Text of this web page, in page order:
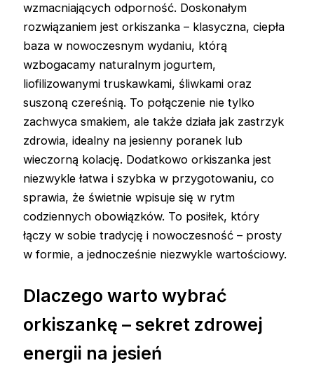
wzmacniających odporność. Doskonałym
rozwiązaniem jest orkiszanka – klasyczna, ciepła
baza w nowoczesnym wydaniu, którą
wzbogacamy naturalnym jogurtem,
liofilizowanymi truskawkami, śliwkami oraz
suszoną czereśnią. To połączenie nie tylko
zachwyca smakiem, ale także działa jak zastrzyk
zdrowia, idealny na jesienny poranek lub
wieczorną kolację. Dodatkowo orkiszanka jest
niezwykle łatwa i szybka w przygotowaniu, co
sprawia, że świetnie wpisuje się w rytm
codziennych obowiązków. To posiłek, który
łączy w sobie tradycję i nowoczesność – prosty
w formie, a jednocześnie niezwykle wartościowy.
Dlaczego warto wybrać
orkiszankę – sekret zdrowej
energii na jesień